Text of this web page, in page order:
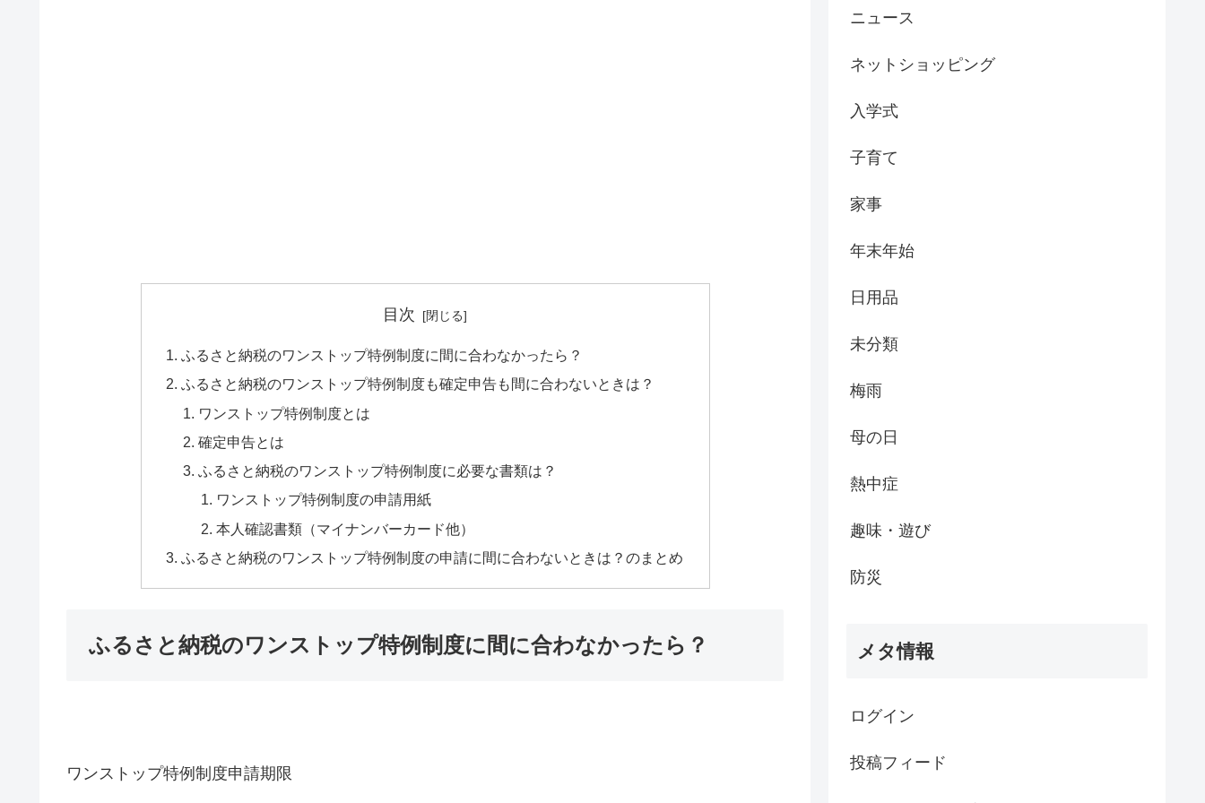
目次
ふるさと納税のワンストップ特例制度に間に合わなかったら？
ふるさと納税のワンストップ特例制度も確定申告も間に合わないときは？
ワンストップ特例制度とは
確定申告とは
ふるさと納税のワンストップ特例制度に必要な書類は？
ワンストップ特例制度の申請用紙
本人確認書類（マイナンバーカード他）
ふるさと納税のワンストップ特例制度の申請に間に合わないときは？のまとめ
ふるさと納税のワンストップ特例制度に間に合わなかったら？
ワンストップ特例制度申請期限
ニュース
ネットショッピング
入学式
子育て
家事
年末年始
日用品
未分類
梅雨
母の日
熱中症
趣味・遊び
防災
メタ情報
ログイン
投稿フィード